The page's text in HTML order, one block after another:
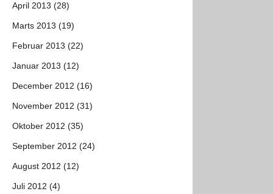
April 2013 (28)
Marts 2013 (19)
Februar 2013 (22)
Januar 2013 (12)
December 2012 (16)
November 2012 (31)
Oktober 2012 (35)
September 2012 (24)
August 2012 (12)
Juli 2012 (4)